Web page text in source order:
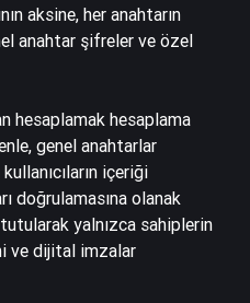
aksine, her anahtarın
anahtar şifreler ve özel
hesaplamak hesaplama
genel anahtarlar
içeriği
doğrulamasına olanak
yalnızca sahiplerin
ve dijital imzalar